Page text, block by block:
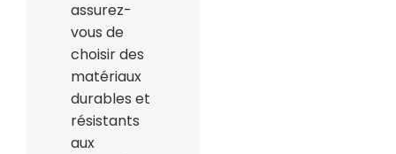
assurez-
vous de
choisir des
matériaux
durables et
résistants
aux